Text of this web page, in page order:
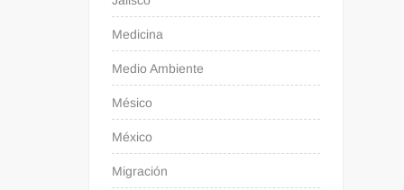
Medicina
Medio Ambiente
Mésico
México
Migración